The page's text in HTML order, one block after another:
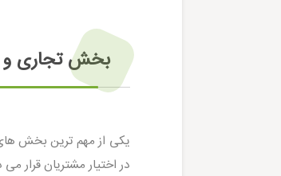
بخش تجاری و
یکی از مهم ترین بخش های
در اختیار مشتریان قرار